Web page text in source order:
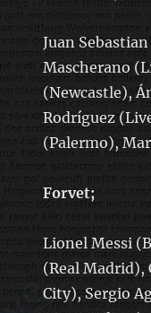
Juan
Mascherano
(Newcastle),
Rodríguez
(Palermo),
Forvet;
Lionel Messi
(Real Madrid),
City), Sergio